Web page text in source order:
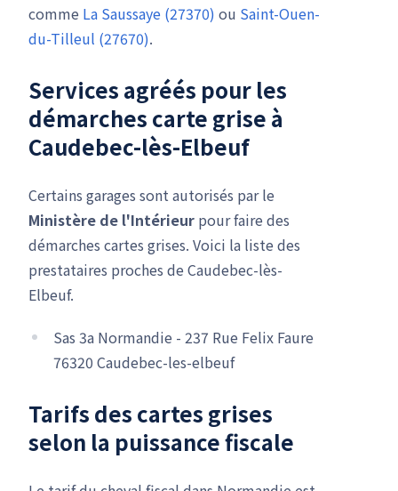
comme La Saussaye (27370) ou Saint-Ouen-
du-Tilleul (27670).
Services agréés pour les
démarches carte grise à
Caudebec-lès-Elbeuf
Certains garages sont autorisés par le
Ministère de l'Intérieur pour faire des
démarches cartes grises. Voici la liste des
prestataires proches de Caudebec-lès-
Elbeuf.
Sas 3a Normandie - 237 Rue Felix Faure
76320 Caudebec-les-elbeuf
Tarifs des cartes grises
selon la puissance fiscale